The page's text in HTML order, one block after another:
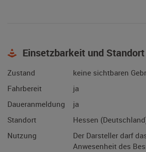
Einsetzbarkeit und Standort
Zustand
keine sichtbaren
Fahrbereit
ja
Daueranmeldung
ja
Standort
Hessen
Nutzung
Der Darsteller darf
Anwesenheit des